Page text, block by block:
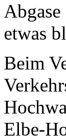
etwas
Beim
Elbe-